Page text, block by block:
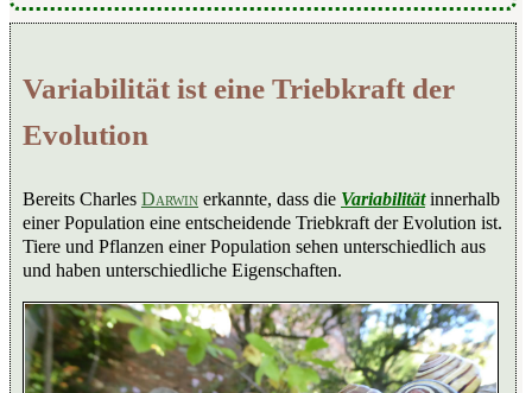
Variabilität ist eine Triebkraft der
Evolution
Bereits Charles Darwin erkannte, dass die Variabilitätinnerhalb
einer Population eine entscheidende Triebkraft der Evolution ist.
Tiere und Pflanzen einer Population sehen unterschiedlich aus
und haben unterschiedliche Eigenschaften.